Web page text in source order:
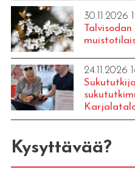
30.11.2026
24.11.2026
Kysyttävää?